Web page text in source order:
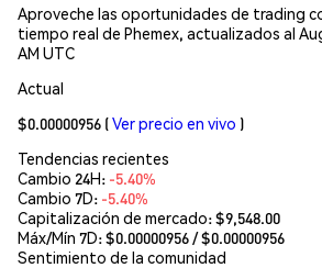
Aproveche las oportunidades de trading
tiempo real de Phemex, actualizados al
AM UTC
Actual
$0.00000956 (Ver precio en vivo )
Tendencias recientes
Cambio 24H: -5.40%
Cambio 7D: -5.40%
Capitalización de mercado:$9,548.00
Máx/Mín 7D: $0.00000956/ $0.00000956
Sentimiento de la comunidad